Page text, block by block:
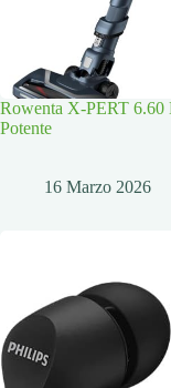
Rowenta X-PERT 6.60
Potente
16 Marzo 2026